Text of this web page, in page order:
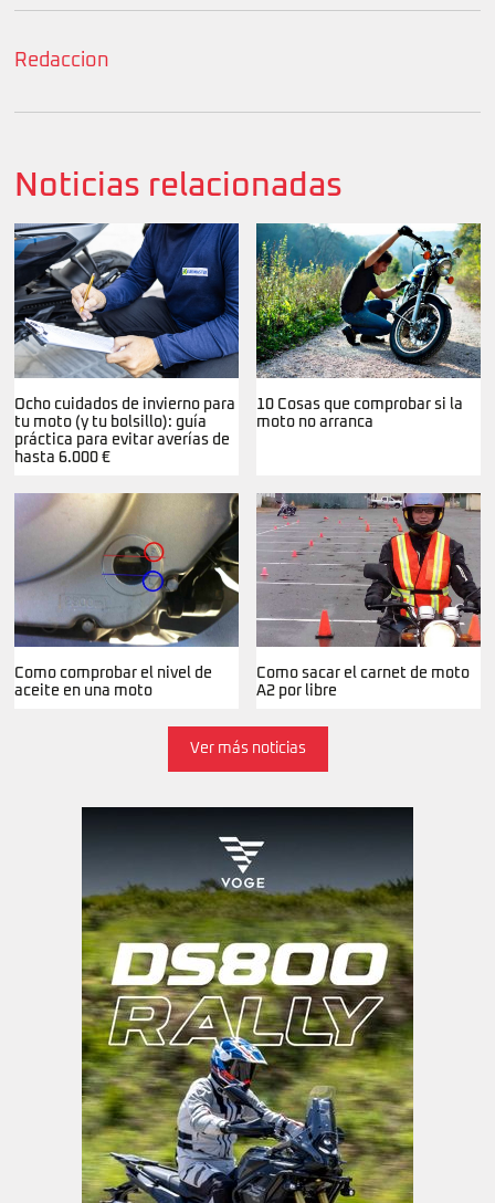
Redaccion
Noticias relacionadas
Ocho cuidados de invierno para
tu moto (y tu bolsillo): guía
práctica para evitar averías de
hasta 6.000 €
10 Cosas que comprobar si la
moto no arranca
Como comprobar el nivel de
aceite en una moto
Como sacar el carnet de moto
A2 por libre
Ver más noticias